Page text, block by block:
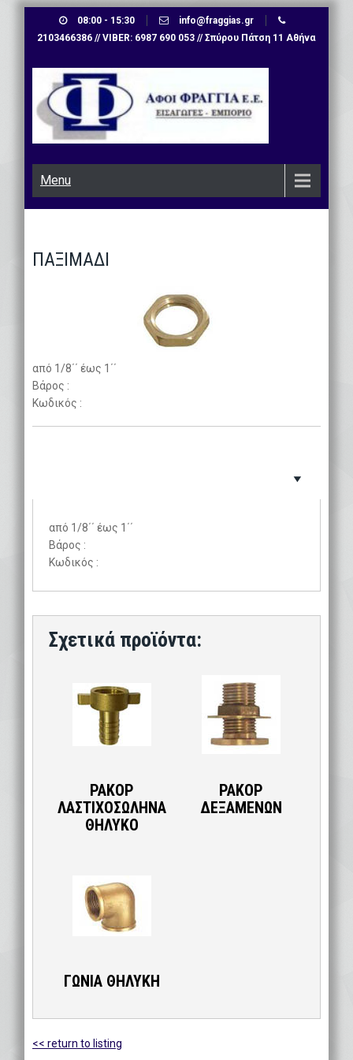
08:00 - 15:30
info@fraggias.gr
2103466386 // VIBER: 6987 690 053 // Σπύρου Πάτση 11 Αθήνα
Menu
ΠΑΞΙΜΑΔΙ
από 1/8΄΄ έως 1΄΄
Βάρος :
Κωδικός :
από 1/8΄΄ έως 1΄΄
Βάρος :
Κωδικός :
ΡΑΚΟΡ
ΛΑΣΤΙΧΟΣΩΛΗΝΑ
ΘΗΛΥΚΟ
ΡΑΚΟΡ
ΔΕΞΑΜΕΝΩΝ
ΓΩΝΙΑ ΘΗΛΥΚΗ
<< return to listing